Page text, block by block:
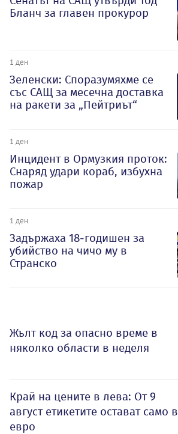
Бланч за главен прокурор
1 ден
Зеленски: Споразумяхме се
със САЩ за месечна доставка
на ракети за „Пейтриът“
1 ден
Инцидент в Ормузкия проток:
Снаряд удари кораб, избухна
пожар
1 ден
Задържаха 18-годишен за
убийство на чичо му в
Странско
Жълт код за опасно време в
няколко области в неделя
Край на цените в лева: От 9
август етикетите остават само в
евро